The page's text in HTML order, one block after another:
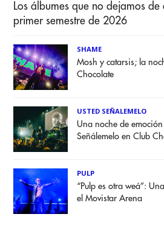
Los álbumes que no dejamos de
primer semestre de 2026
SHAME
Mosh y catarsis; la
Chocolate
USTED SEÑALEMELO
Una noche de
Señálemelo en Club
PULP
“Pulp es otra weá”:
el Movistar Arena